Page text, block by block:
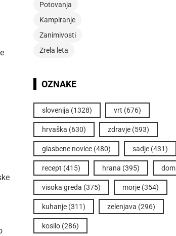
Potovanja
Kampiranje
Zanimivosti
Zrela leta
OZNAKE
slovenija (1328) vrt (676)
hrvaška (630) zdravje (593)
glasbene novice (480) sadje (431)
recept (415) hrana (395) dom
visoka greda (375) morje (354)
kuhanje (311) zelenjava (296)
kosilo (286)